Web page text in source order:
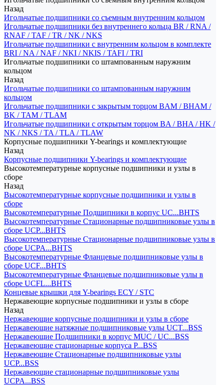
Назад
Игольчатые подшипники со съемным внутренним кольцом
Игольчатые подшипники без внутреннего кольца BR / RNA /
RNAF / TAF / TR / NK / NKS
Игольчатые подшипники с внутренним кольцом в комплекте
BRI / NA / NAF / NKI / NKIS / TAFI / TRI
Игольчатые подшипники со штампованным наружним
кольцом
Назад
Игольчатые подшипники со штампованным наружним
кольцом
Игольчатые подшипники с закрытым торцом BAM / BHAM /
BK / TAM / TLAM
Игольчатые подшипники с открытым торцом BA / BHA / HK /
NK / NKS / TA / TLA / TLAW
Корпусные подшипники Y-bearings и комплектующие
Назад
Корпусные подшипники Y-bearings и комплектующие
Высокотемпературные корпусные подшипники и узлы в
сборе
Назад
Высокотемпературные корпусные подшипники и узлы в
сборе
Высокотемпературные Подшипники в корпус UC...BHTS
Высокотемпературные Стационарные подшипниковые узлы в
сборе UCP...BHTS
Высокотемпературные Стационарные подшипниковые узлы в
сборе UCPA...BHTS
Высокотемпературные Фланцевые подшипниковые узлы в
сборе UCF...BHTS
Высокотемпературные Фланцевые подшипниковые узлы в
сборе UCFL...BHTS
Концевые крышки для Y-bearings ECY / STC
Нержавеющие корпусные подшипники и узлы в сборе
Назад
Нержавеющие корпусные подшипники и узлы в сборе
Нержавеющие натяжные подшипниковые узлы UCT...BSS
Нержавеющие Подшипники в корпус MUC / UC...BSS
Нержавеющие стационарные корпуса P...BSS
Нержавеющие Стационарные подшипниковые узлы
UCP...BSS
Нержавеющие стационарные подшипниковые узлы
UCPA...BSS